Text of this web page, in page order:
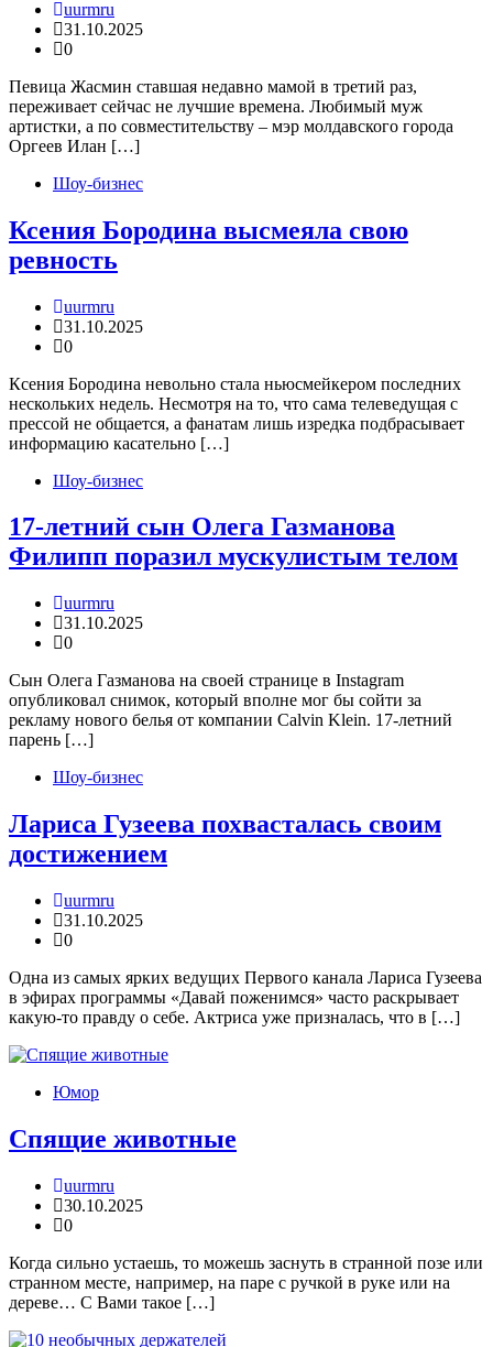
uurmru
31.10.2025
0
Певица Жасмин ставшая недавно мамой в третий раз,
переживает сейчас не лучшие времена. Любимый муж
артистки, а по совместительству – мэр молдавского города
Оргеев Илан […]
Шоу-бизнес
Ксения Бородина высмеяла свою
ревность
uurmru
31.10.2025
0
Ксения Бородина невольно стала ньюсмейкером последних
нескольких недель. Несмотря на то, что сама телеведущая с
прессой не общается, а фанатам лишь изредка подбрасывает
информацию касательно […]
Шоу-бизнес
17-летний сын Олега Газманова
Филипп поразил мускулистым телом
uurmru
31.10.2025
0
Сын Олега Газманова на своей странице в Instagram
опубликовал снимок, который вполне мог бы сойти за
рекламу нового белья от компании Calvin Klein. 17-летний
парень […]
Шоу-бизнес
Лариса Гузеева похвасталась своим
достижением
uurmru
31.10.2025
0
Одна из самых ярких ведущих Первого канала Лариса Гузеева
в эфирах программы «Давай поженимся» часто раскрывает
какую-то правду о себе. Актриса уже призналась, что в […]
Юмор
Спящие животные
uurmru
30.10.2025
0
Когда сильно устаешь, то можешь заснуть в странной позе или
странном месте, например, на паре с ручкой в руке или на
дереве… С Вами такое […]